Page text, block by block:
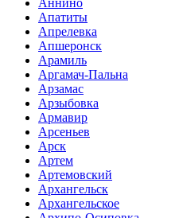
Апатиты
Апрелевка
Апшеронск
Арамиль
Аргамач-Пальна
Арзамас
Арзыбовка
Армавир
Арсеньев
Арск
Артем
Артемовский
Архангельск
Архангельское